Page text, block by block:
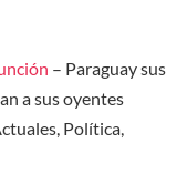
– Paraguay sus
a sus oyentes
Política,